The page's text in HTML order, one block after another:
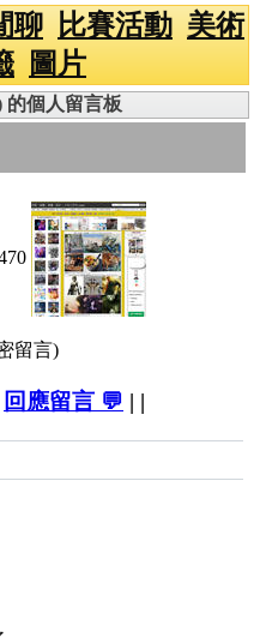
聊 比賽活動 美術
圖片
的個人留言板
留言)
回應留言 💬 | |